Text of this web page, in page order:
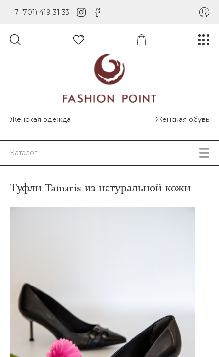
+7 (701) 419 31 33
Женская одежда Женская обувь
Каталог
Туфли Tamaris из натуральной кожи